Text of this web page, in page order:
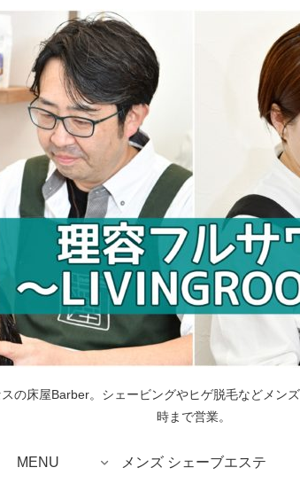
の床屋Barber。シェービングやヒゲ脱毛などメン
時まで営業。
MENU メンズ シェーブエステ